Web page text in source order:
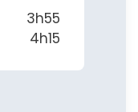
3h55
4h15